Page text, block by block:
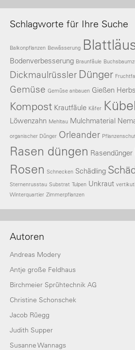
Schlagworte für Ihre Suche
Balkonpflanzen Bewässerung
Bodenverbesserung Braunfäule
Dickmaulrüssler Dünger
Gemüse Gemüse anbauen Gießen
Kompost Krautfäule Käfer
Löwenzahn Mehltau Mulchmaterial
organischer Dünger Orleander
Rasen düngen Rasendünger
Rosen Schnecken Schädling
Sternenrusstau Substrat Tulpen Unkraut
Winterquartier Zimmerpflanzen
Autoren
Andreas Modery
Antje große Feldhaus
Birchmeier Sprühtechnik AG
Christine Schonschek
Jacob Rüegg
Judith Supper
Susanne Wannags